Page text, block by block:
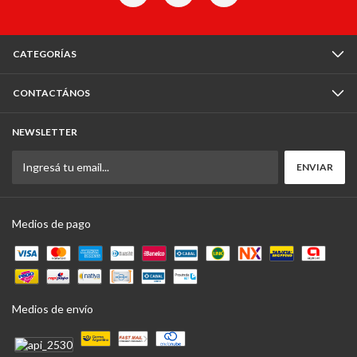
CATEGORÍAS
CONTACTÁNOS
NEWSLETTER
Medios de pago
Medios de envío